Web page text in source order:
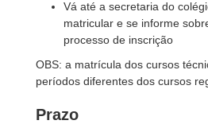
Vá até a secretaria do
matricular e se informe
processo de inscrição
OBS: a matrícula dos cursos
períodos diferentes dos cursos
Prazo